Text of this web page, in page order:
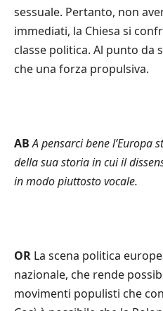
sessuale. Pertanto, non
immediati, la Chiesa si
classe politica. Al punto da
che una forza propulsiva.
AB A pensarci bene l’Europa
della sua storia in cui il
in modo piuttosto vocale.
OR La scena politica
nazionale, che rende
movimenti populisti che